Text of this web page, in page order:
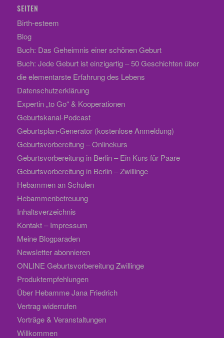
SEITEN
Birth-esteem
Blog
Buch: Das Geheimnis einer schönen Geburt
Buch: Jede Geburt ist einzigartig – 50 Geschichten über
die elementarste Erfahrung des Lebens
Datenschutzerklärung
Expertin „to Go“ & Kooperationen
Geburtskanal-Podcast
Geburtsplan-Generator (kostenlose Anmeldung)
Geburtsvorbereitung – Onlinekurs
Geburtsvorbereitung in Berlin – Ein Kurs für Paare
Geburtsvorbereitung in Berlin – Zwillinge
Hebammen an Schulen
Hebammenbetreuung
Inhaltsverzeichnis
Kontakt – Impressum
Meine Blogparaden
Newsletter abonnieren
ONLINE Geburtsvorbereitung Zwillinge
Produktempfehlungen
Über Hebamme Jana Friedrich
Vertrag widerrufen
Vorträge & Veranstaltungen
Willkommen